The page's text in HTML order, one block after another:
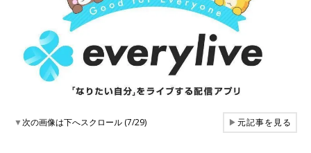
▼次の画像は下へスクロール (7/29) ▶元記事を見る